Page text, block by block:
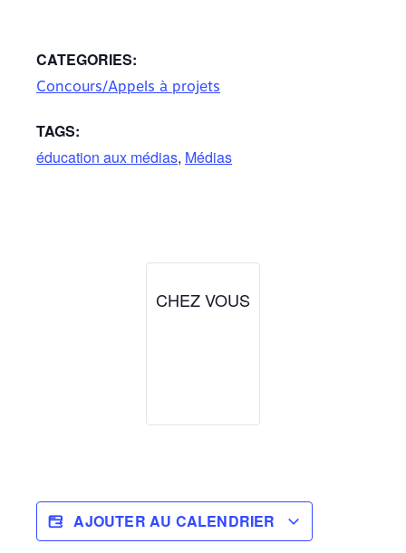
CATEGORIES:
Concours/Appels à projets
TAGS:
éducation aux médias, Médias
CHEZ VOUS
AJOUTER AU CALENDRIER